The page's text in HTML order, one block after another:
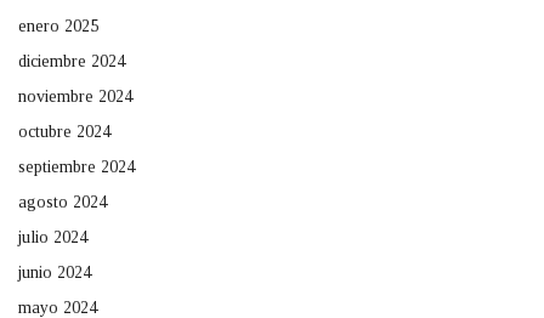
enero 2025
diciembre 2024
noviembre 2024
octubre 2024
septiembre 2024
agosto 2024
julio 2024
junio 2024
mayo 2024